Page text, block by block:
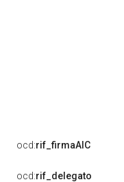
ocd:rif_firmaAIC
ocd:rif_delegato